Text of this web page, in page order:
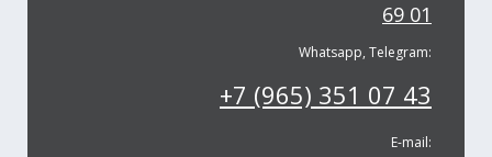
69 01
Whatsapp, Telegram:
+7 (965) 351 07 43
E-mail: